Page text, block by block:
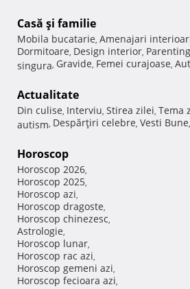
Casă şi familie
Mobila bucatarie, Amenajari
Dormitoare, Design interior, Parenting
singura, Gravide, Femei curajoase,
Actualitate
Din culise, Interviu, Stirea zilei, Tema
autism, Despărţiri celebre, Vesti Bune,
Horoscop
Horoscop 2026,
Horoscop 2025,
Horoscop azi,
Horoscop dragoste,
Horoscop chinezesc,
Astrologie,
Horoscop lunar,
Horoscop rac azi,
Horoscop gemeni azi,
Horoscop fecioara azi,